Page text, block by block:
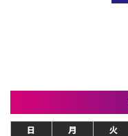
日 月 火